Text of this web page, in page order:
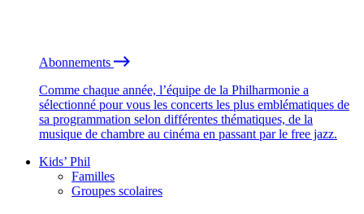
Abonnements
Comme chaque année, l’équipe de la Philharmonie a
sélectionné pour vous les concerts les plus emblématiques de
sa programmation selon différentes thématiques, de la
musique de chambre au cinéma en passant par le free jazz.
Kids’ Phil
Familles
Groupes scolaires